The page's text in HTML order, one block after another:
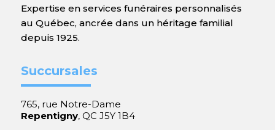
Expertise en services funéraires personnalisés
au Québec, ancrée dans un héritage familial
depuis 1925.
Succursales
765, rue Notre-Dame
Repentigny, QC J5Y 1B4